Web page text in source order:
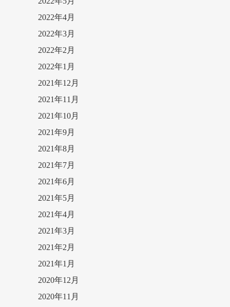
2022年4月
2022年3月
2022年2月
2022年1月
2021年12月
2021年11月
2021年10月
2021年9月
2021年8月
2021年7月
2021年6月
2021年5月
2021年4月
2021年3月
2021年2月
2021年1月
2020年12月
2020年11月